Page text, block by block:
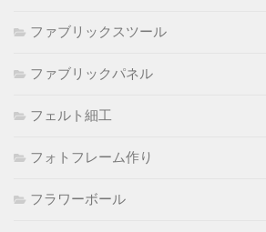
ファブリックスツール
ファブリックパネル
フェルト細工
フォトフレーム作り
フラワーボール